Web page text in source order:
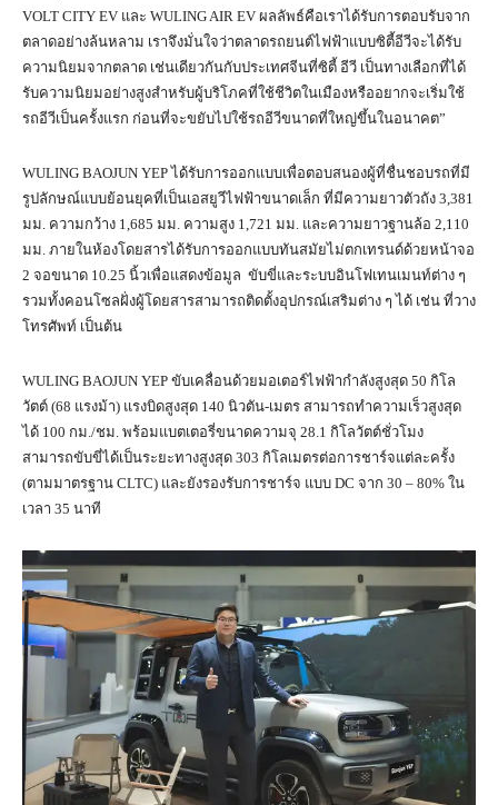
VOLT CITY EV และ WULING AIR EV ผลลัพธ์คือเราได้รับการตอบรับจาก
ตลาดอย่างล้นหลาม เราจึงมั่นใจว่าตลาดรถยนต์ไฟฟ้าแบบซิตี้อีวีจะได้รับ
ความนิยมจากตลาด เช่นเดียวกันกับประเทศจีนที่ซิตี้ อีวี เป็นทางเลือกที่ได้
รับความนิยมอย่างสูงสำหรับผู้บริโภคที่ใช้ชีวิตในเมืองหรืออยากจะเริ่มใช้
รถอีวีเป็นครั้งแรก ก่อนที่จะขยับไปใช้รถอีวีขนาดที่ใหญ่ขึ้นในอนาคต”
WULING BAOJUN YEP ได้รับการออกแบบเพื่อตอบสนองผู้ที่ชื่นชอบรถที่มี
รูปลักษณ์แบบย้อนยุคที่เป็นเอสยูวีไฟฟ้าขนาดเล็ก ที่มีความยาวตัวถัง 3,381
มม. ความกว้าง 1,685 มม. ความสูง 1,721 มม. และความยาวฐานล้อ 2,110
มม. ภายในห้องโดยสารได้รับการออกแบบทันสมัยไม่ตกเทรนด์ด้วยหน้าจอ
2 จอขนาด 10.25 นิ้วเพื่อแสดงข้อมูล ขับขี่และระบบอินโฟเทนเมนท์ต่าง ๆ
รวมทั้งคอนโซลฝั่งผู้โดยสารสามารถติดตั้งอุปกรณ์เสริมต่าง ๆ ได้ เช่น ที่วาง
โทรศัพท์ เป็นต้น
WULING BAOJUN YEP ขับเคลื่อนด้วยมอเตอร์ไฟฟ้ากำลังสูงสุด 50 กิโล
วัตต์ (68 แรงม้า) แรงบิดสูงสุด 140 นิวตัน-เมตร สามารถทำความเร็วสูงสุด
ได้ 100 กม./ชม. พร้อมแบตเตอรี่ขนาดความจุ 28.1 กิโลวัตต์ชั่วโมง
สามารถขับขี่ได้เป็นระยะทางสูงสุด 303 กิโลเมตรต่อการชาร์จแต่ละครั้ง
(ตามมาตรฐาน CLTC) และยังรองรับการชาร์จ แบบ DC จาก 30 – 80% ใน
เวลา 35 นาที